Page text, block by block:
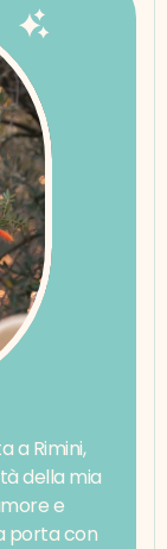
a Rimini,
della mia
e
porta con